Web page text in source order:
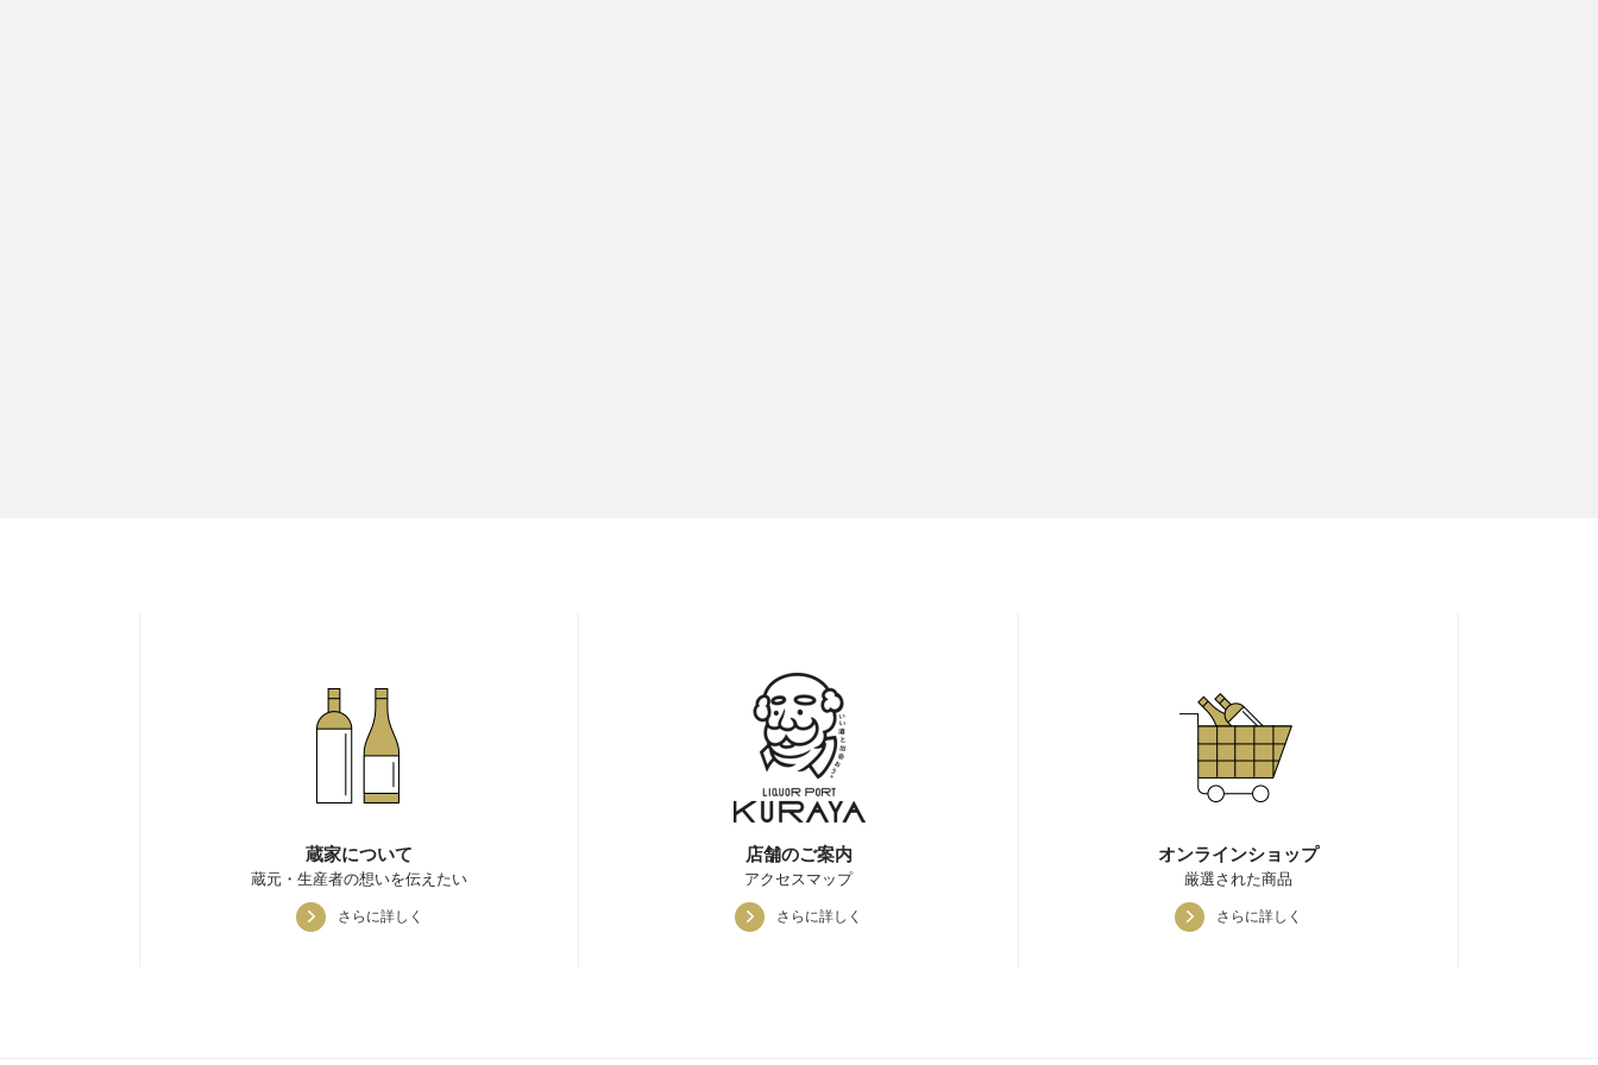
蔵家について
蔵元・生産者の想いを伝えたい
さらに詳しく
店舗のご案内
アクセスマップ
さらに詳しく
オンラインショップ
厳選された商品
さらに詳しく